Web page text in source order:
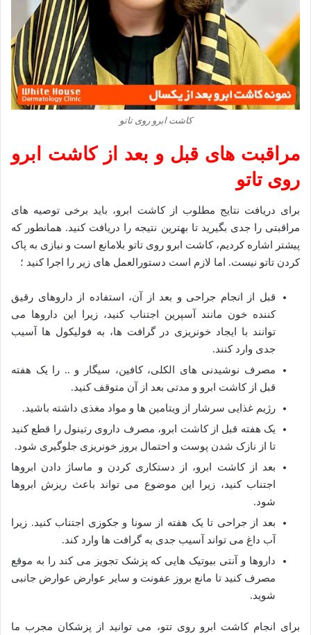
کاشت ابرو روی تاتو
مراقبت های قبل و بعد از کاشت ابرو
روی تاتو
برای دریافت نتایج مطلوب از کاشت ابرو، باید برخی توصیه های
مراقبتی را جدی بگیرید تا بهترین نتیجه را دریافت کنید. همانطور که
پیشتر اشاره کردیم، کاشت ابرو روی تاتو بلامانع است و نیازی به پاک
کردن تاتو نیست. اما لازم است دستورالعمل های زیر را اجرا کنید ؛
قبل از انجام جراحی و بعد از آن، استفاده از داروهای رقیق
کننده خون مانند آسپرین اجتناب کنید، زیرا این داروها می
توانند با ایجاد خونریزی در گرافت ها، به فولیکول ها آسیب
جدی وارد کنند.
مصرف نوشیدنی های الکلی، کافین، سیگار و .. را یک هفته
قبل از کاشت ابرو و مدتی بعد از آن متوقف کنید.
رژیم غذایی سرشار از ویتامین ها و مواد مغذی داشته باشید.
یک هفته قبل از کاشت ابرو، مصرف داروی رتینول را قطع کنید
تا از نازک شدن پوست و احتمال بروز خونریزی جلوگیری شود.
بعد از کاشت ابرو، از دستکاری کردن و ماساژ دادن ابروها
اجتناب کنید، زیرا این موضوع می تواند باعث ریزش ابروها
شود.
بعد از جراحی تا یک هفته از سونا و جکوزی اجتناب کنید. زیرا
آب داغ می تواند آسیب جدی به گرافت ها وارد کند.
داروها و آنتی بیوتیک هایی که پزشک تجویز می کند را به موقع
مصرف کنید تا مانع بروز عفونت و سایر عوارض عوارض جانبی
شوید.
برای انجام کاشت ابرو روی تتو، می توانید از پزشکان مجرب ما